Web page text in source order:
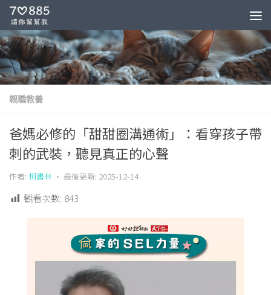
親職教養
爸媽必修的「甜甜圈溝通術」：看穿孩子帶
刺的武裝，聽見真正的心聲
作者: 柯書林 · 最後更新: 2025-12-14
觀看次數: 843